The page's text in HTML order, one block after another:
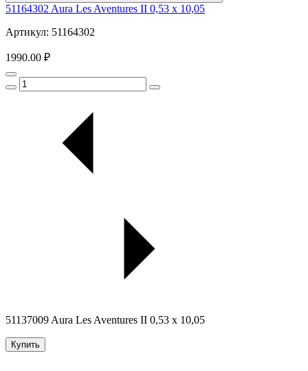
51164302 Aura Les Aventures II 0,53 х 10,05
Артикул: 51164302
1990.00 ₽
51137009 Aura Les Aventures II 0,53 х 10,05
Купить